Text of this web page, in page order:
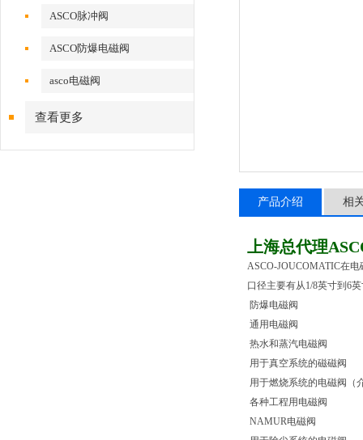
ASCO脉冲阀
ASCO防爆电磁阀
asco电磁阀
查看更多
产品介绍 相
上海总代理
ASCO-JOUCOMATIC在
口径主要有从1/8英寸到6
防爆电磁阀
通用电磁阀
热水和蒸汽电磁阀
用于真空系统的磁磁阀
用于燃烧系统的电磁阀（
各种工程用电磁阀
NAMUR电磁阀